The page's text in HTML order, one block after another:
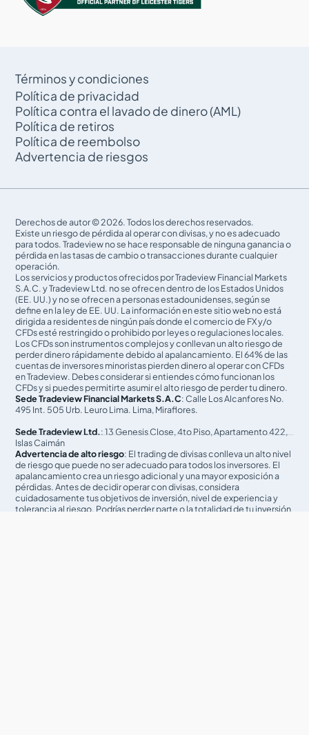
Términos y condiciones
Política de privacidad
Política contra el lavado de dinero (AML)
Política de retiros
Política de reembolso
Advertencia de riesgos
Derechos de autor © 2026. Todos los derechos reservados.
Existe un riesgo de pérdida al operar con divisas, y no es adecuado
para todos. Tradeview no se hace responsable de ninguna ganancia o
pérdida en las tasas de cambio o transacciones durante cualquier
operación.
Los servicios y productos ofrecidos por Tradeview Financial Markets
S.A.C. y Tradeview Ltd. no se ofrecen dentro de los Estados Unidos
(EE. UU.) y no se ofrecen a personas estadounidenses, según se
define en la ley de EE. UU. La información en este sitio web no está
dirigida a residentes de ningún país donde el comercio de FX y/o
CFDs esté restringido o prohibido por leyes o regulaciones locales.
Los CFDs son instrumentos complejos y conllevan un alto riesgo de
perder dinero rápidamente debido al apalancamiento. El 64% de las
cuentas de inversores minoristas pierden dinero al operar con CFDs
en Tradeview. Debes considerar si entiendes cómo funcionan los
CFDs y si puedes permitirte asumir el alto riesgo de perder tu dinero.
Sede Tradeview Financial Markets S.A.C: Calle Los Alcanfores No.
495 Int. 505 Urb. Leuro Lima. Lima, Miraflores.
Sede Tradeview Ltd.: 13 Genesis Close, 4to Piso, Apartamento 422,
Islas Caimán
Advertencia de alto riesgo: El trading de divisas conlleva un alto nivel
de riesgo que puede no ser adecuado para todos los inversores. El
apalancamiento crea un riesgo adicional y una mayor exposición a
pérdidas. Antes de decidir operar con divisas, considera
cuidadosamente tus objetivos de inversión, nivel de experiencia y
tolerancia al riesgo. Podrías perder parte o la totalidad de tu inversión